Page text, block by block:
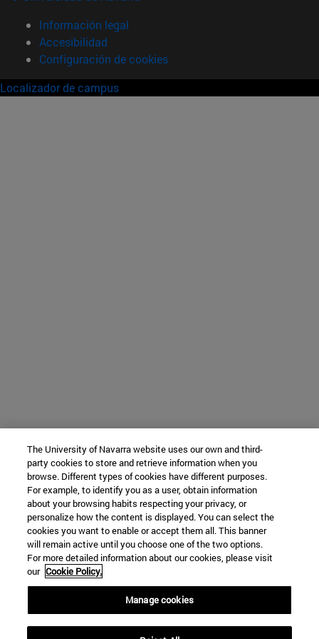
Información legal
Accesibilidad
Configuración de cookies
Localizador de campus
The University of Navarra website uses our own and third-
party cookies to store and retrieve information when you
browse. Different types of cookies have different purposes.
For example, to identify you as a user, obtain information
about your browsing habits respecting your privacy, or
personalize how the content is displayed. You can select the
cookies you want to enable or accept them all. This banner
will remain active until you choose one of the two options.
For more detailed information about our cookies, please visit
our Cookie Policy.
Manage cookies